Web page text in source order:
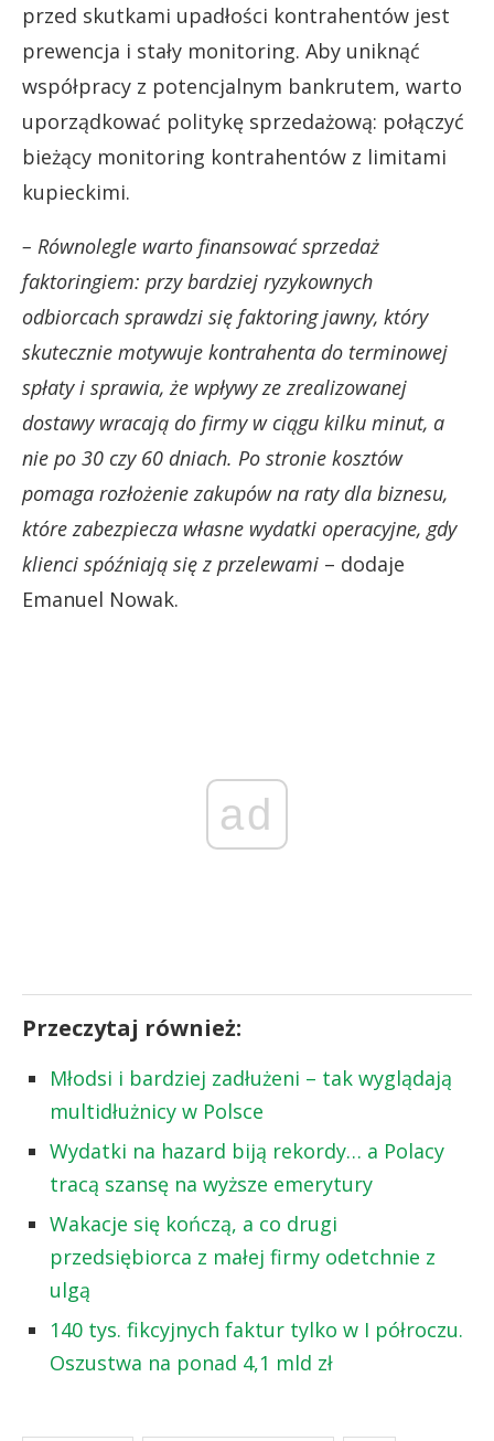
przed skutkami upadłości kontrahentów jest
prewencja i stały monitoring. Aby uniknąć
współpracy z potencjalnym bankrutem, warto
uporządkować politykę sprzedażową: połączyć
bieżący monitoring kontrahentów z limitami
kupieckimi.
– Równolegle warto finansować sprzedaż
faktoringiem: przy bardziej ryzykownych
odbiorcach sprawdzi się faktoring jawny, który
skutecznie motywuje kontrahenta do terminowej
spłaty i sprawia, że wpływy ze zrealizowanej
dostawy wracają do firmy w ciągu kilku minut, a
nie po 30 czy 60 dniach. Po stronie kosztów
pomaga rozłożenie zakupów na raty dla biznesu,
które zabezpiecza własne wydatki operacyjne, gdy
klienci spóźniają się z przelewami – dodaje
Emanuel Nowak.
ad
Przeczytaj również:
Młodsi i bardziej zadłużeni – tak wyglądają
multidłużnicy w Polsce
Wydatki na hazard biją rekordy… a Polacy
tracą szansę na wyższe emerytury
Wakacje się kończą, a co drugi
przedsiębiorca z małej firmy odetchnie z
ulgą
140 tys. fikcyjnych faktur tylko w I półroczu.
Oszustwa na ponad 4,1 mld zł